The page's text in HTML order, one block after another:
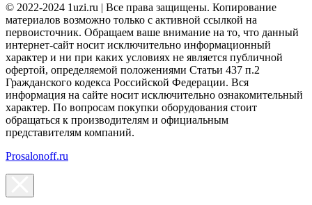
© 2022-2024 1uzi.ru | Все права защищены. Копирование
материалов возможно только с активной ссылкой на
первоисточник. Обращаем ваше внимание на то, что данный
интернет-сайт носит исключительно информационный
характер и ни при каких условиях не является публичной
офертой, определяемой положениями Статьи 437 п.2
Гражданского кодекса Российской Федерации. Вся
информация на сайте носит исключительно ознакомительный
характер. По вопросам покупки оборудования стоит
обращаться к производителям и официальным
представителям компаний.
Prosalonoff.ru